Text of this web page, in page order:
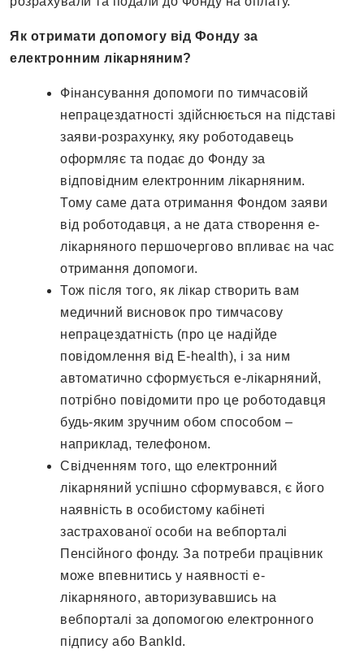
Як отримати допомогу від Фонду за
електронним лікарняним?
Фінансування допомоги по тимчасовій
непрацездатності здійснюється на підставі
заяви-розрахунку, яку роботодавець
оформляє та подає до Фонду за
відповідним електронним лікарняним.
Тому саме дата отримання Фондом заяви
від роботодавця, а не дата створення е-
лікарняного першочергово впливає на час
отримання допомоги.
Тож після того, як лікар створить вам
медичний висновок про тимчасову
непрацездатність (про це надійде
повідомлення від E-health), і за ним
автоматично сформується е-лікарняний,
потрібно повідомити про це роботодавця
будь-яким зручним обом способом –
наприклад, телефоном.
Свідченням того, що електронний
лікарняний успішно сформувався, є його
наявність в особистому кабінеті
застрахованої особи на вебпорталі
Пенсійного фонду. За потреби працівник
може впевнитись у наявності е-
лікарняного, авторизувавшись на
вебпорталі за допомогою електронного
підпису або BankId.